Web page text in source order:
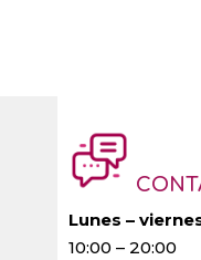
en
Lunes –
10:00 – 20:00